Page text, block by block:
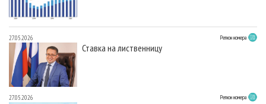
27.05.2026 Регион номера
Ставка на лиственницу
27.05.2026 Регион номера